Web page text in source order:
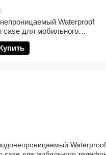
Waterproof
case для мобильного